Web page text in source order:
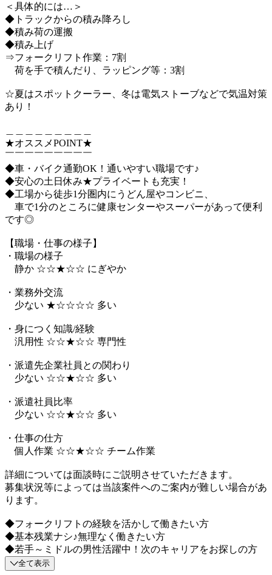
＜具体的には…＞
◆トラックからの積み降ろし
◆積み荷の運搬
◆積み上げ
⇒フォークリフト作業：7割
荷を手で積んだり、ラッピング等：3割
☆夏はスポットクーラー、冬は電気ストーブなどで気温対策
あり！
★オススメPOINT★
￣￣￣￣￣￣￣￣￣
◆車・バイク通勤OK！通いやすい職場です♪
◆安心の土日休み★プライベートも充実！
◆工場から徒歩1分圏内にうどん屋やコンビニ、
車で1分のところに健康センターやスーパーがあって便利
です◎
【職場・仕事の様子】
・職場の様子
静か ☆☆★☆☆ にぎやか
・業務外交流
少ない ★☆☆☆☆ 多い
・身につく知識/経験
汎用性 ☆☆★☆☆ 専門性
・派遣先企業社員との関わり
少ない ☆☆★☆☆ 多い
・派遣社員比率
少ない ☆☆★☆☆ 多い
・仕事の仕方
個人作業 ☆☆★☆☆ チーム作業
詳細については面談時にご説明させていただきます。
募集状況等によっては当該案件へのご案内が難しい場合があ
ります。
◆フォークリフトの経験を活かして働きたい方
◆基本残業ナシ♪無理なく働きたい方
◆若手～ミドルの男性活躍中！次のキャリアをお探しの方
全て表示